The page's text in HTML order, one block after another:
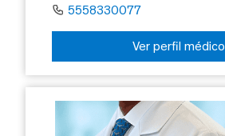
5558330077
Ver perfil médico